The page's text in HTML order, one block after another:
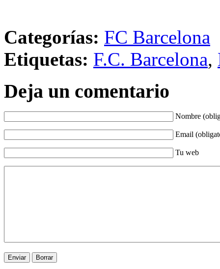
Categorías: FC Barcelona
Etiquetas: F.C. Barcelona,
Deja un comentario
Nombre
Email
Tu web